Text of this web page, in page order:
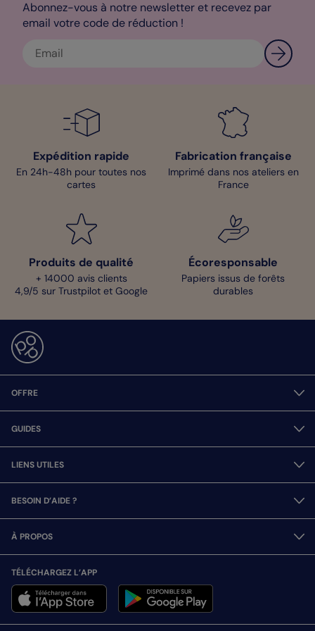
Abonnez-vous à notre newsletter et recevez par
email votre code de réduction !
Expédition rapide
En 24h-48h pour toutes nos
cartes
Fabrication française
Imprimé dans nos ateliers en
France
Produits de qualité
+ 14000 avis clients
4,9/5 sur Trustpilot et Google
Écoresponsable
Papiers issus de forêts
durables
OFFRE
GUIDES
LIENS UTILES
BESOIN D’AIDE ?
À PROPOS
TÉLÉCHARGEZ L’APP